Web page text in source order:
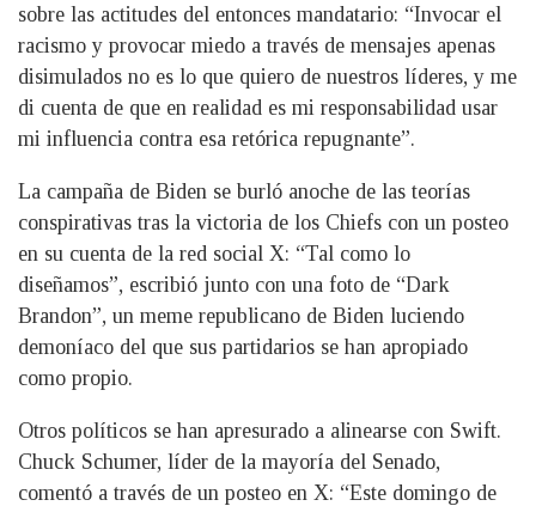
sobre las actitudes del entonces mandatario: “Invocar el
racismo y provocar miedo a través de mensajes apenas
disimulados no es lo que quiero de nuestros líderes, y me
di cuenta de que en realidad es mi responsabilidad usar
mi influencia contra esa retórica repugnante”.
La campaña de Biden se burló anoche de las teorías
conspirativas tras la victoria de los Chiefs con un posteo
en su cuenta de la red social X: “Tal como lo
diseñamos”, escribió junto con una foto de “Dark
Brandon”, un meme republicano de Biden luciendo
demoníaco del que sus partidarios se han apropiado
como propio.
Otros políticos se han apresurado a alinearse con Swift.
Chuck Schumer, líder de la mayoría del Senado,
comentó a través de un posteo en X: “Este domingo de